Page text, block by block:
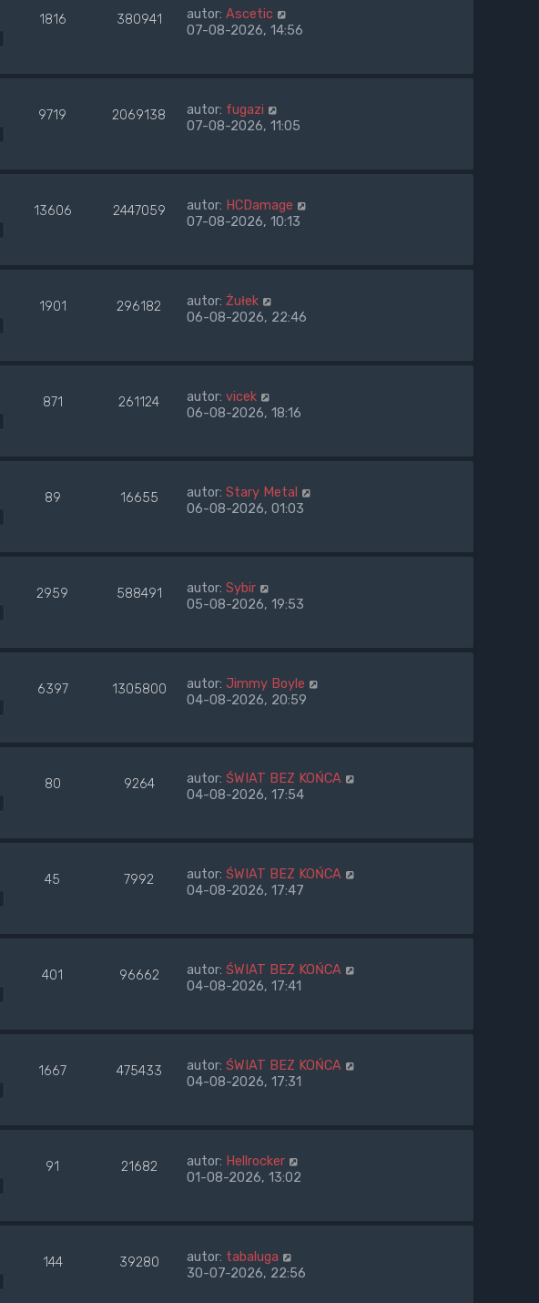
1816 380941 autor: Ascetic
07-08-2026, 14:56
9719 2069138 autor: fugazi
07-08-2026, 11:05
13606 2447059 autor: HCDamage
07-08-2026, 10:13
1901 296182 autor: Żułek
06-08-2026, 22:46
871 261124 autor: vicek
06-08-2026, 18:16
89 16655 autor: Stary Metal
06-08-2026, 01:03
2959 588491 autor: Sybir
05-08-2026, 19:53
6397 1305800 autor: Jimmy Boyle
04-08-2026, 20:59
80 9264 autor: ŚWIAT BEZ KOŃCA
04-08-2026, 17:54
45 7992 autor: ŚWIAT BEZ KOŃCA
04-08-2026, 17:47
401 96662 autor: ŚWIAT BEZ KOŃCA
04-08-2026, 17:41
1667 475433 autor: ŚWIAT BEZ KOŃCA
04-08-2026, 17:31
91 21682 autor: Hellrocker
01-08-2026, 13:02
144 39280 autor: tabaluga
30-07-2026, 22:56